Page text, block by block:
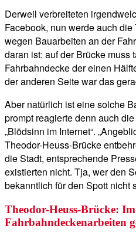
Derweil verbreiteten
Facebook, nun werde auch
wegen Bauarbeiten an der
daran ist: auf der Brücke muss
Fahrbahndecke der einen
der anderen Seite war das
Aber natürlich ist eine solche
prompt reagierte denn auch
„Blödsinn im Internet“.
Theodor-Heuss-Brücke
die Stadt, entsprechende
existierten nicht. Tja, wer den
bekanntlich für den Spott
Theodor-Heuss-Brücke:
Fahrbahndeckenarbeiten